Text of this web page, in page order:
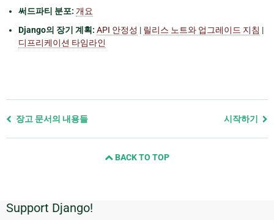
써드파티 분포: 개요
Django의 장기 계획: API 안정성 | 릴리스 노트와 업그레이드 지침 |
디프리케이션 타임라인
Previous
장고 문서의 내용들 시작하기
BACK TO TOP
추
Support Django!